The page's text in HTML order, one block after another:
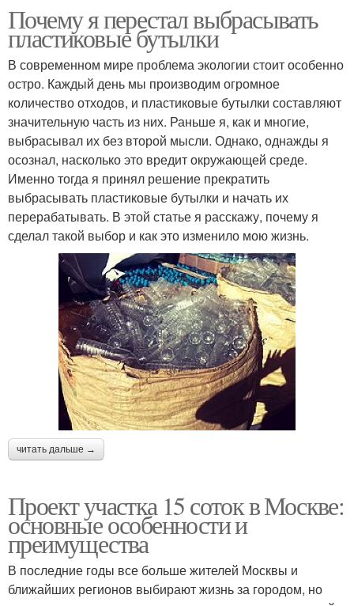
Почему я перестал выбрасывать
пластиковые бутылки
В современном мире проблема экологии стоит особенно
остро. Каждый день мы производим огромное
количество отходов, и пластиковые бутылки составляют
значительную часть из них. Раньше я, как и многие,
выбрасывал их без второй мысли. Однако, однажды я
осознал, насколько это вредит окружающей среде.
Именно тогда я принял решение прекратить
выбрасывать пластиковые бутылки и начать их
перерабатывать. В этой статье я расскажу, почему я
сделал такой выбор и как это изменило мою жизнь.
читать дальше →
Проект участка 15 соток в Москве:
основные особенности и
преимущества
В последние годы все больше жителей Москвы и
ближайших регионов выбирают жизнь за городом, но